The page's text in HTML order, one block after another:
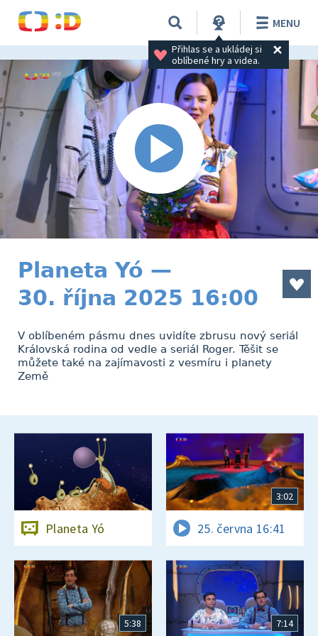
Přihlas se a ukládej si
oblíbené hry a videa.
MENU
Planeta Yó —
30. října 2025 16:00
V oblíbeném pásmu dnes uvidíte zbrusu nový seriál
Královská rodina od vedle a seriál Roger. Těšit se
můžete také na zajímavosti z vesmíru i planety
Země
Planeta Yó
3:02
25. června 16:41
5:38 7:14